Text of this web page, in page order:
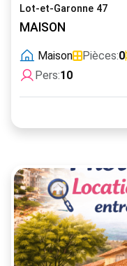
Lot-et-Garonne 47
MAISON
Maison Pièces:0
Pers:10